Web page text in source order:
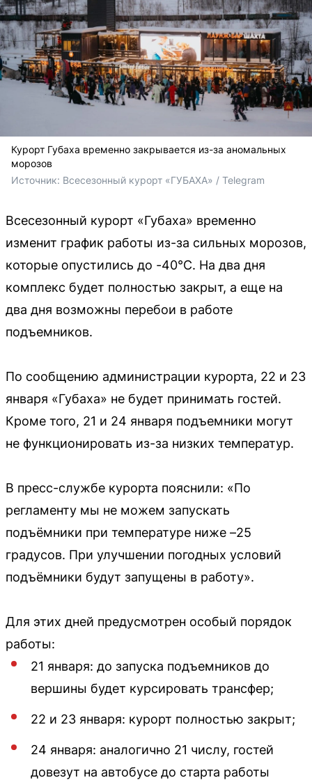
Курорт Губаха временно закрывается из-за аномальных
морозов
Источник: Всесезонный курорт «ГУБАХА» / Telegram
Всесезонный курорт «Губаха» временно
изменит график работы из-за сильных морозов,
которые опустились до -40°C. На два дня
комплекс будет полностью закрыт, а еще на
два дня возможны перебои в работе
подъемников.
По сообщению администрации курорта, 22 и 23
января «Губаха» не будет принимать гостей.
Кроме того, 21 и 24 января подъемники могут
не функционировать из-за низких температур.
В пресс-службе курорта пояснили: «По
регламенту мы не можем запускать
подъёмники при температуре ниже –25
градусов. При улучшении погодных условий
подъёмники будут запущены в работу».
Для этих дней предусмотрен особый порядок
работы:
21 января: до запуска подъемников до
вершины будет курсировать трансфер;
22 и 23 января: курорт полностью закрыт;
24 января: аналогично 21 числу, гостей
довезут на автобусе до старта работы